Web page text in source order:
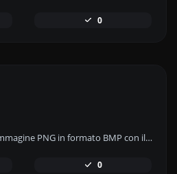
0
Converti facilmente i file immagine PNG in formato BMP con il nostro strumento di conversione da PNG a BMP per ottenere immagini di alta qualità.
0